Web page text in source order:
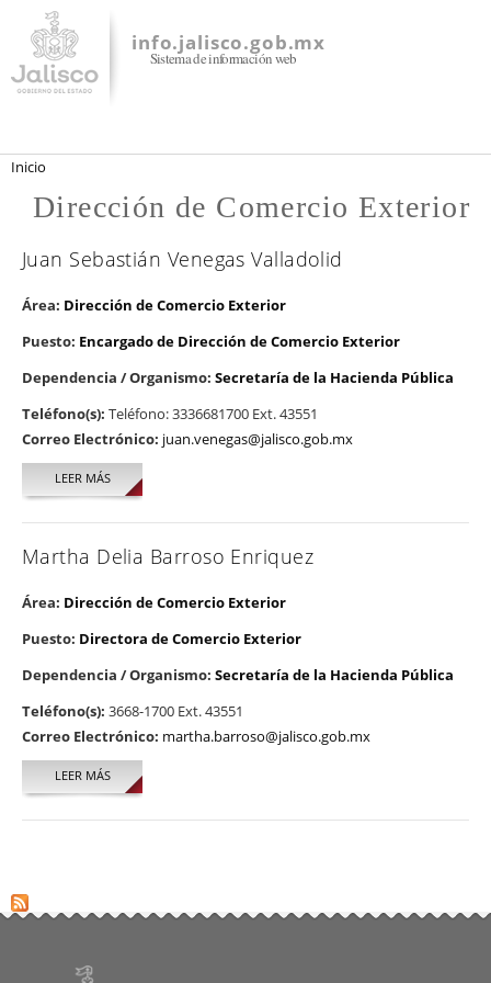
contenido
principal
info.jalisco.gob.mx
Sistema de información web
Se encuentra usted aquí
Inicio
Dirección de Comercio Exterior
Juan Sebastián Venegas Valladolid
Área: Dirección de Comercio Exterior
Puesto: Encargado de Dirección de Comercio Exterior
Dependencia / Organismo: Secretaría de la Hacienda Pública
Teléfono(s): Teléfono: 3336681700 Ext. 43551
Correo Electrónico: juan.venegas@jalisco.gob.mx
LEER MÁSSOBRE JUAN SEBASTIÁN VENEGAS VALLADOLID
Martha Delia Barroso Enriquez
Área: Dirección de Comercio Exterior
Puesto: Directora de Comercio Exterior
Dependencia / Organismo: Secretaría de la Hacienda Pública
Teléfono(s): 3668-1700 Ext. 43551
Correo Electrónico: martha.barroso@jalisco.gob.mx
LEER MÁSSOBRE MARTHA DELIA BARROSO ENRIQUEZ